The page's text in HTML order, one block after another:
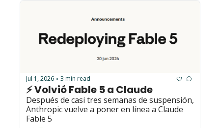
Jul 1, 2026 • 3 min read
⚡ Volvió Fable 5 a Claude
Después de casi tres semanas de suspensión,
Anthropic vuelve a poner en línea a Claude
Fable 5